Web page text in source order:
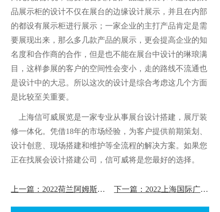
品展示柜的设计不仅在展台的边缘设计展示，并且在内部
的都设有展示柜进行展示；一家企业的主打产品肯定是需
要展现出来，那么多几款产品的展示，更会提高企业的知
名度和合作商的合作，但是也不能在展台中设计的琳琅满
目，这样参展的客户的空间性会变小，走的路线不流通也
是设计中的大忌。所以这次的设计是综合考虑这几个方面
是比较至关重要。
上海信可威展览是一家专业从事展台设计搭建，展厅装
修一体化。凭借18年的市场经验，为客户提供前期策划、
设计创意、现场搭建和维护等全流程的解决方案。如果您
正在找展会设计搭建公司，信可威将是您最好的选择。
上一篇：2022荷兰阿姆斯特丹交通展览会案例赏析 下一篇：2022上海国际广告技术设备展览会案例赏析